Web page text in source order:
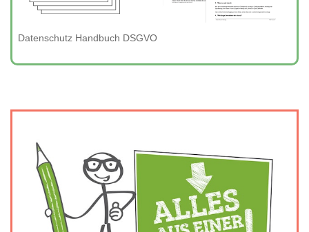
Datenschutz Handbuch DSGVO